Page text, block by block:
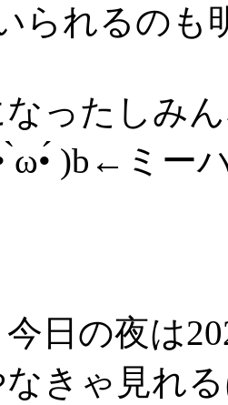
られるのも
ったしみ
̀ω•́ )b←ミー
日の夜は
きゃ見れ